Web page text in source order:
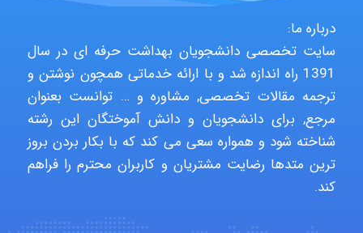
Poubakhtiari
Alirez0990
hosein abdolvand
Kati
درباره ما:
سایت تخصصی دانشجویان بهداشت حرفه ای در سال
1391 راه اندازه شد و با ارائه خدماتی همچون نوشتن و
ترجمه مقالات تخصصی, مشاوره و … توانست بعنوان
مرجع, برای دانشجویان و دانش آموختگان این رشته
شناخته شود و همواره سعی می کند که با بکار بردن بروز
ترین متدها رضایت مشتریان و کاربران محترم را فراهم
کند.